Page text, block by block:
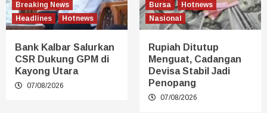
Breaking News
Headlines
Hotnews
Bank Kalbar Salurkan
CSR Dukung GPM di
Kayong Utara
07/08/2026
Bursa
Hotnews
Nasional
Rupiah Ditutup
Menguat, Cadangan
Devisa Stabil Jadi
Penopang
07/08/2026